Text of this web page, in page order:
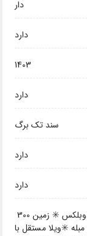
دار
دارد
1403
دارد
سند تک برگ
دارد
دارد
✳️ منطقه بهدشت ✳️ ویلا باغ مشجر ✳️دوبلکس ✳️ زمین 300
خواب ✳️فول مبله ✳️ویلا مستقل با